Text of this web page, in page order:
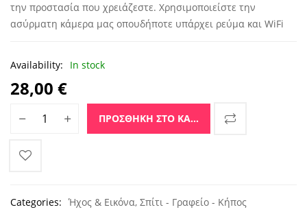
την προστασία που χρειάζεστε. Χρησιμοποιείστε την
ασύρματη κάμερα μας οπουδήποτε υπάρχει ρεύμα και WiFi
Availability: In stock
28,00 €
Κάμερα IP εσωτερικού χώρου 1280 x 720 pixels ποσότητα
ΠΡΟΣΘΉΚΗ ΣΤΟ ΚΑΛΆΘΙ
Categories: Ήχος & Εικόνα, Σπίτι - Γραφείο - Κήπος